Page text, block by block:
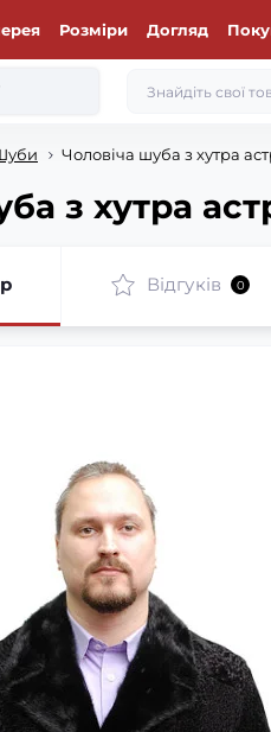
Розміри Догляд
Чоловіча шуба з хутра
з хутра
Відгуків 0